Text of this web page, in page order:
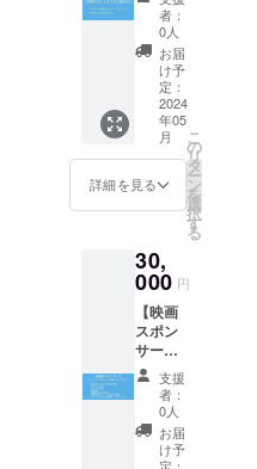
法：視
聴用の
URLを
CAMPF
IREメッ
セージ
で送信
・本リ
ターン
の内容
開する
ことは
禁止で
す。 ～
「メイ
キング
写真」
につい
て～ ・
厳選20
枚を
セージ
を後ほ
どお送
りいた
しま
す。 ※
ケータ
リング
商品に
関して
ていた
だきま
す。
利】 1
支援に
つき10
名分の
ケータ
リング
を発注
させて
いただ
きま
す。 提
供中の
真、現
場メン
バーか
らのお
礼のビ
デオ
メッ
セージ
を後ほ
どお送
りいた
者：
0人
お届
け予
定：
2024
年05
月
詳細を見る
こ
の
リ
タ
ー
ン
を
選
択
す
る
30,
000 円
【映画
スポン
サー】
当プロ
ジェク
トのス
ポン
サーを
募集さ
支援
者：
0人
お届
け予
定：